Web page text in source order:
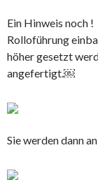
Ein Hinweis noch !
Rolloführung
höher gesetzt
angefertigt.￼
Sie werden dann